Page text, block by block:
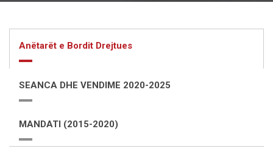
Anëtarët e Bordit Drejtues
SEANCA DHE VENDIME 2020-2025
MANDATI (2015-2020)